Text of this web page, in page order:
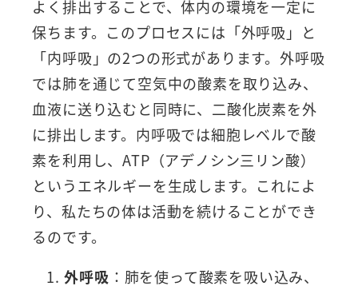
よく排出することで、体内の環境を一定に
保ちます。このプロセスには「外呼吸」と
「内呼吸」の2つの形式があります。外呼吸
では肺を通じて空気中の酸素を取り込み、
血液に送り込むと同時に、二酸化炭素を外
に排出します。内呼吸では細胞レベルで酸
素を利用し、ATP（アデノシン三リン酸）
というエネルギーを生成します。これによ
り、私たちの体は活動を続けることができ
るのです。
外呼吸 ：肺を使って酸素を吸い込み、